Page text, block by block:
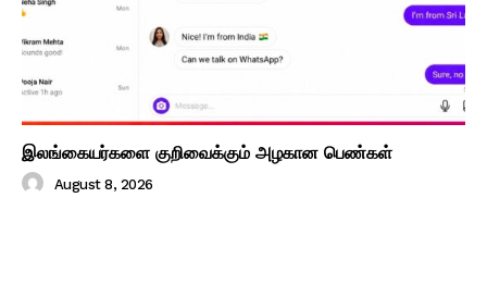
இலங்கையர்களை குறிவைக்கும் அழகான பெண்கள்
August 8, 2026